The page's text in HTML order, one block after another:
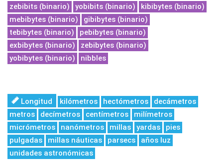
zebibits (binario)
yobibits (binario)
kibibytes (binario)
mebibytes (binario)
gibibytes (binario)
tebibytes (binario)
pebibytes (binario)
exbibytes (binario)
zebibytes (binario)
yobibytes (binario)
nibbles
Longitud kilómetros hectómetros
decámetros
metros
decímetros centímetros
milímetros
micrómetros
nanómetros millas yardas
pies
pulgadas
millas náuticas parsecs
años luz
unidades astronómicas